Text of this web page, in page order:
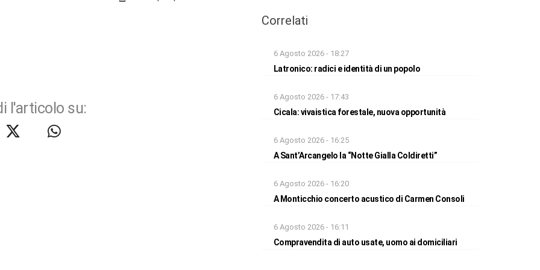
l'articolo su:
Correlati
6 Agosto 2026 - 18:27
Latronico: radici e identità di un popolo
6 Agosto 2026 - 17:43
Cicala: vivaistica forestale, nuova opportunità
6 Agosto 2026 - 16:25
A Sant’Arcangelo la “Notte Gialla Coldiretti”
6 Agosto 2026 - 16:20
A Monticchio concerto acustico di Carmen Consoli
6 Agosto 2026 - 16:11
Compravendita di auto usate, uomo ai domiciliari